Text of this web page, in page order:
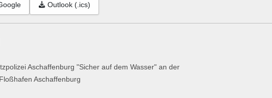
Outlook (.ics)
Aschaffenburg "Sicher auf dem Wasser" an der
Aschaffenburg